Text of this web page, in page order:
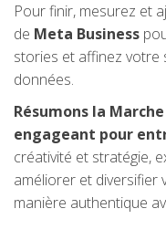
Pour finir, mesurez et
de Meta Business
stories et affinez votre
données.
Résumons la
engageant pour
créativité et stratégie,
améliorer et diversifier
manière authentique